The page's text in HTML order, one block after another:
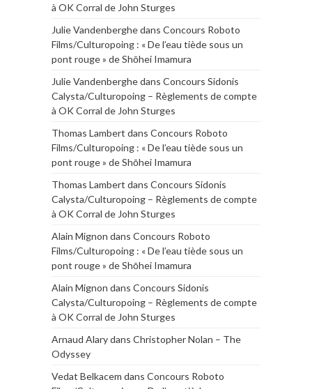
à OK Corral de John Sturges
Julie Vandenberghedans Concours Roboto
Films/Culturopoing : « De l’eau tiède sous un
pont rouge » de Shōhei Imamura
Julie Vandenberghedans Concours Sidonis
Calysta/Culturopoing – Règlements de compte
à OK Corral de John Sturges
Thomas Lambert dans Concours Roboto
Films/Culturopoing : « De l’eau tiède sous un
pont rouge » de Shōhei Imamura
Thomas Lambert dans Concours Sidonis
Calysta/Culturopoing – Règlements de compte
à OK Corral de John Sturges
Alain Mignon dans Concours Roboto
Films/Culturopoing : « De l’eau tiède sous un
pont rouge » de Shōhei Imamura
Alain Mignon dans Concours Sidonis
Calysta/Culturopoing – Règlements de compte
à OK Corral de John Sturges
Arnaud Alarydans Christopher Nolan – The
Odyssey
Vedat Belkacem dans Concours Roboto